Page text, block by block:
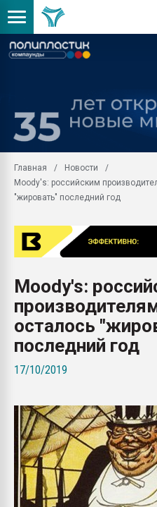
Главная
Новости
Moody's: российским
"жировать" последний год
Moody's:
осталось
последний год
17/10/2019